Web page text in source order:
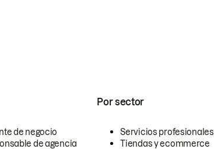
de negocio
de agencia
Por sector
Servicios profesionales
Tiendas y ecommerce